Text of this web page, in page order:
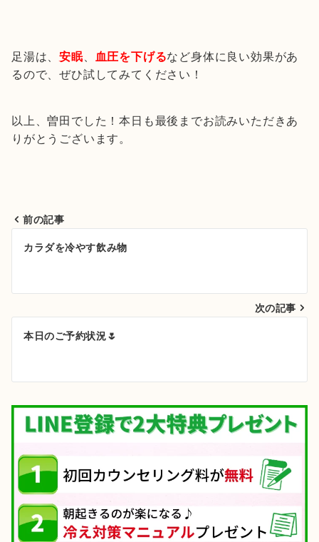
足湯は、安眠、 血圧を下げるなど身体に良い効果があ
るので、ぜひ試してみてください！
以上、曽田でした！本日も最後までお読みいただきあ
りがとうございます。
ビ
ゲ
シ
ョ
ン
前の記事
カラダを冷やす飲み物
次の記事
本日のご予約状況🌷